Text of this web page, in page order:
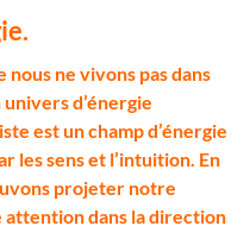
.
nous ne vivons pas dans
d’énergie
est un champ d’énergie
les sens et l’intuition. En
projeter notre
dans la direction